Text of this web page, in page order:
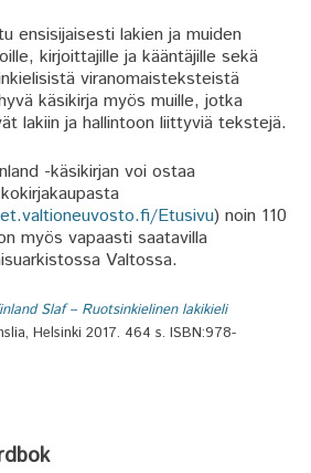
ensisijaisesti lakien ja muiden
kirjoittajille ja kääntäjille sekä
viranomaisteksteistä
käsikirja myös muille, jotka
lakiin ja hallintoon liittyviä tekstejä.
-käsikirjan voi ostaa
Etusivu) noin 110
myös vapaasti saatavilla
Valtossa.
Slaf – Ruotsinkielinen lakikieli
Helsinki 2017. 464 s. ISBN:978-